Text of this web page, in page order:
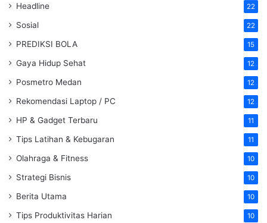
Headline 22
Sosial 22
PREDIKSI BOLA 15
Gaya Hidup Sehat 12
Posmetro Medan 12
Rekomendasi Laptop / PC 12
HP & Gadget Terbaru 11
Tips Latihan & Kebugaran 11
Olahraga & Fitness 10
Strategi Bisnis 10
Berita Utama 10
Tips Produktivitas Harian 10